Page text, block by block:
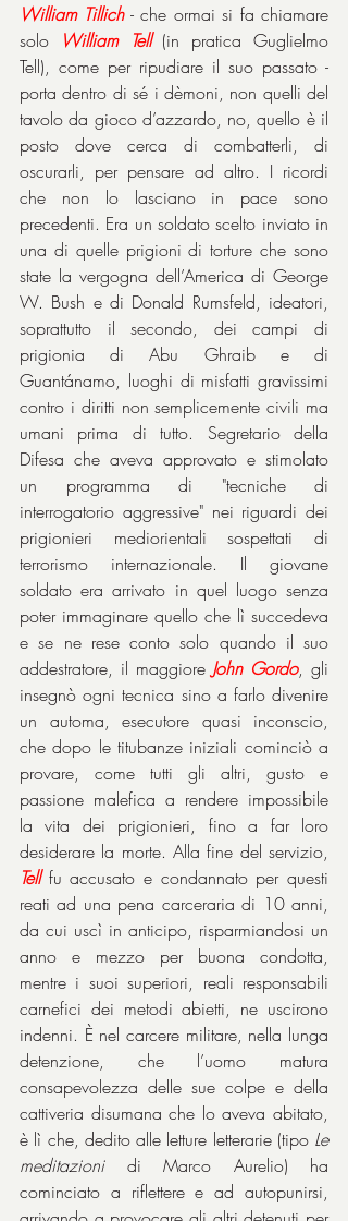
William Tillich - che ormai si fa chiamare
solo
William Tell (in pratica Guglielmo
Tell), come per ripudiare il suo passato -
porta dentro di sé i dèmoni, non quelli del
tavolo da gioco d’azzardo, no, quello è il
posto dove cerca di combatterli, di
oscurarli, per pensare ad altro. I ricordi
che non lo lasciano in pace sono
precedenti. Era un soldato scelto inviato in
una di quelle prigioni di torture che sono
state la vergogna dell’America di George
W. Bush e di Donald Rumsfeld, ideatori,
soprattutto il secondo, dei campi di
prigionia di Abu Ghraib e di
Guantánamo, luoghi di misfatti gravissimi
contro i diritti non semplicemente civili ma
umani prima di tutto. Segretario della
Difesa che aveva approvato e stimolato
un programma di "tecniche di
interrogatorio aggressive" nei riguardi dei
prigionieri mediorientali sospettati di
terrorismo internazionale. Il giovane
soldato era arrivato in quel luogo senza
poter immaginare quello che lì succedeva
e se ne rese conto solo quando il suo
addestratore, il maggiore John Gordo, gli
insegnò ogni tecnica sino a farlo divenire
un automa, esecutore quasi inconscio,
che dopo le titubanze iniziali cominciò a
provare, come tutti gli altri, gusto e
passione malefica a rendere impossibile
la vita dei prigionieri, fino a far loro
Tell fu accusato e condannato per questi
reati ad una pena carceraria di 10 anni,
da cui uscì in anticipo, risparmiandosi un
anno e mezzo per buona condotta,
mentre i suoi superiori, reali responsabili
carnefici dei metodi abietti, ne uscirono
indenni. È nel carcere militare, nella lunga
detenzione, che l’uomo matura
consapevolezza delle sue colpe e della
cattiveria disumana che lo aveva abitato,
è lì che, dedito alle letture letterarie (tipo Le
meditazioni di Marco Aurelio) ha
cominciato a riflettere e ad autopunirsi,